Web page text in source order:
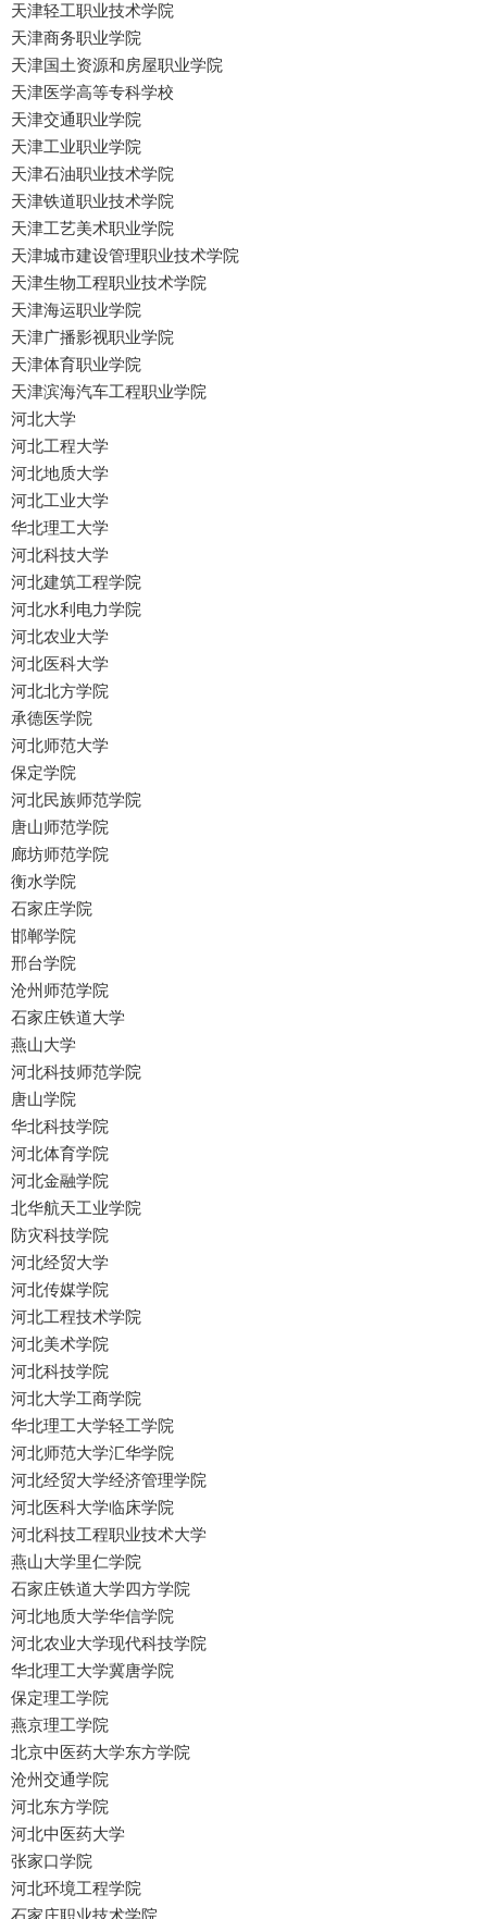
天津轻工职业技术学院
天津商务职业学院
天津国土资源和房屋职业学院
天津医学高等专科学校
天津交通职业学院
天津工业职业学院
天津石油职业技术学院
天津铁道职业技术学院
天津工艺美术职业学院
天津城市建设管理职业技术学院
天津生物工程职业技术学院
天津海运职业学院
天津广播影视职业学院
天津体育职业学院
天津滨海汽车工程职业学院
河北大学
河北工程大学
河北地质大学
河北工业大学
华北理工大学
河北科技大学
河北建筑工程学院
河北水利电力学院
河北农业大学
河北医科大学
河北北方学院
承德医学院
河北师范大学
保定学院
河北民族师范学院
唐山师范学院
廊坊师范学院
衡水学院
石家庄学院
邯郸学院
邢台学院
沧州师范学院
石家庄铁道大学
燕山大学
河北科技师范学院
唐山学院
华北科技学院
河北体育学院
河北金融学院
北华航天工业学院
防灾科技学院
河北经贸大学
河北传媒学院
河北工程技术学院
河北美术学院
河北科技学院
河北大学工商学院
华北理工大学轻工学院
河北师范大学汇华学院
河北经贸大学经济管理学院
河北医科大学临床学院
河北科技工程职业技术大学
燕山大学里仁学院
石家庄铁道大学四方学院
河北地质大学华信学院
河北农业大学现代科技学院
华北理工大学冀唐学院
保定理工学院
燕京理工学院
北京中医药大学东方学院
沧州交通学院
河北东方学院
河北中医药大学
张家口学院
河北环境工程学院